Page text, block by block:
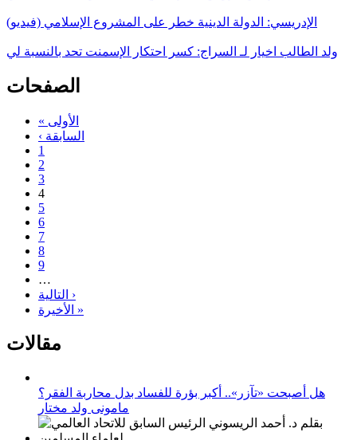
الإدريسي: الدولة الدينية خطر على المشروع الإسلامي (فيديو)
ولد الطالب اخيار لـ السراج: كسر احتكار الإسمنت تحد بالنسبة لي
الصفحات
« الأولى
‹ السابقة
1
2
3
4
5
6
7
8
9
…
التالية ›
الأخيرة »
مقالات
هل أصبحت «تآزر».. أكبر بؤرة للفساد بدل محاربة الفقر؟
مامونى ولد مختار